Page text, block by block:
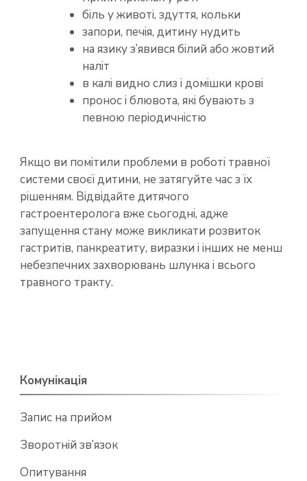
біль у животі, здуття, кольки
запори, печія, дитину нудить
на язику з’явився білий або жовтий
наліт
в калі видно слиз і домішки крові
пронос і блювота, які бувають з
певною періодичністю
Якщо ви помітили проблеми в роботі травної
системи своєї дитини, не затягуйте час з їх
рішенням. Відвідайте дитячого
гастроентеролога вже сьогодні, адже
запущення стану може викликати розвиток
гастритів, панкреатиту, виразки і інших не менш
небезпечних захворювань шлунка і всього
травного тракту.
Комунікація
Запис на прийом
Зворотній зв’язок
Опитування